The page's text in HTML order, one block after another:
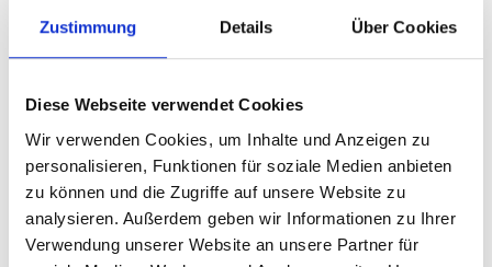
Zustimmung Details Über Cookies
Diese Webseite verwendet Cookies
Wir verwenden Cookies, um Inhalte und Anzeigen zu
personalisieren, Funktionen für soziale Medien anbieten
zu können und die Zugriffe auf unsere Website zu
analysieren. Außerdem geben wir Informationen zu Ihrer
Verwendung unserer Website an unsere Partner für